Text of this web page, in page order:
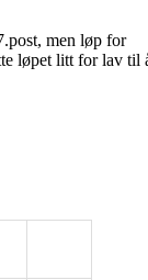
men løp for
løpet litt for lav til